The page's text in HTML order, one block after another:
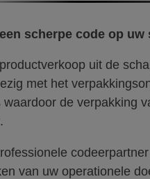
scherpe code op uw
uit de
met het
waardoor de verpakking
van uw operationele